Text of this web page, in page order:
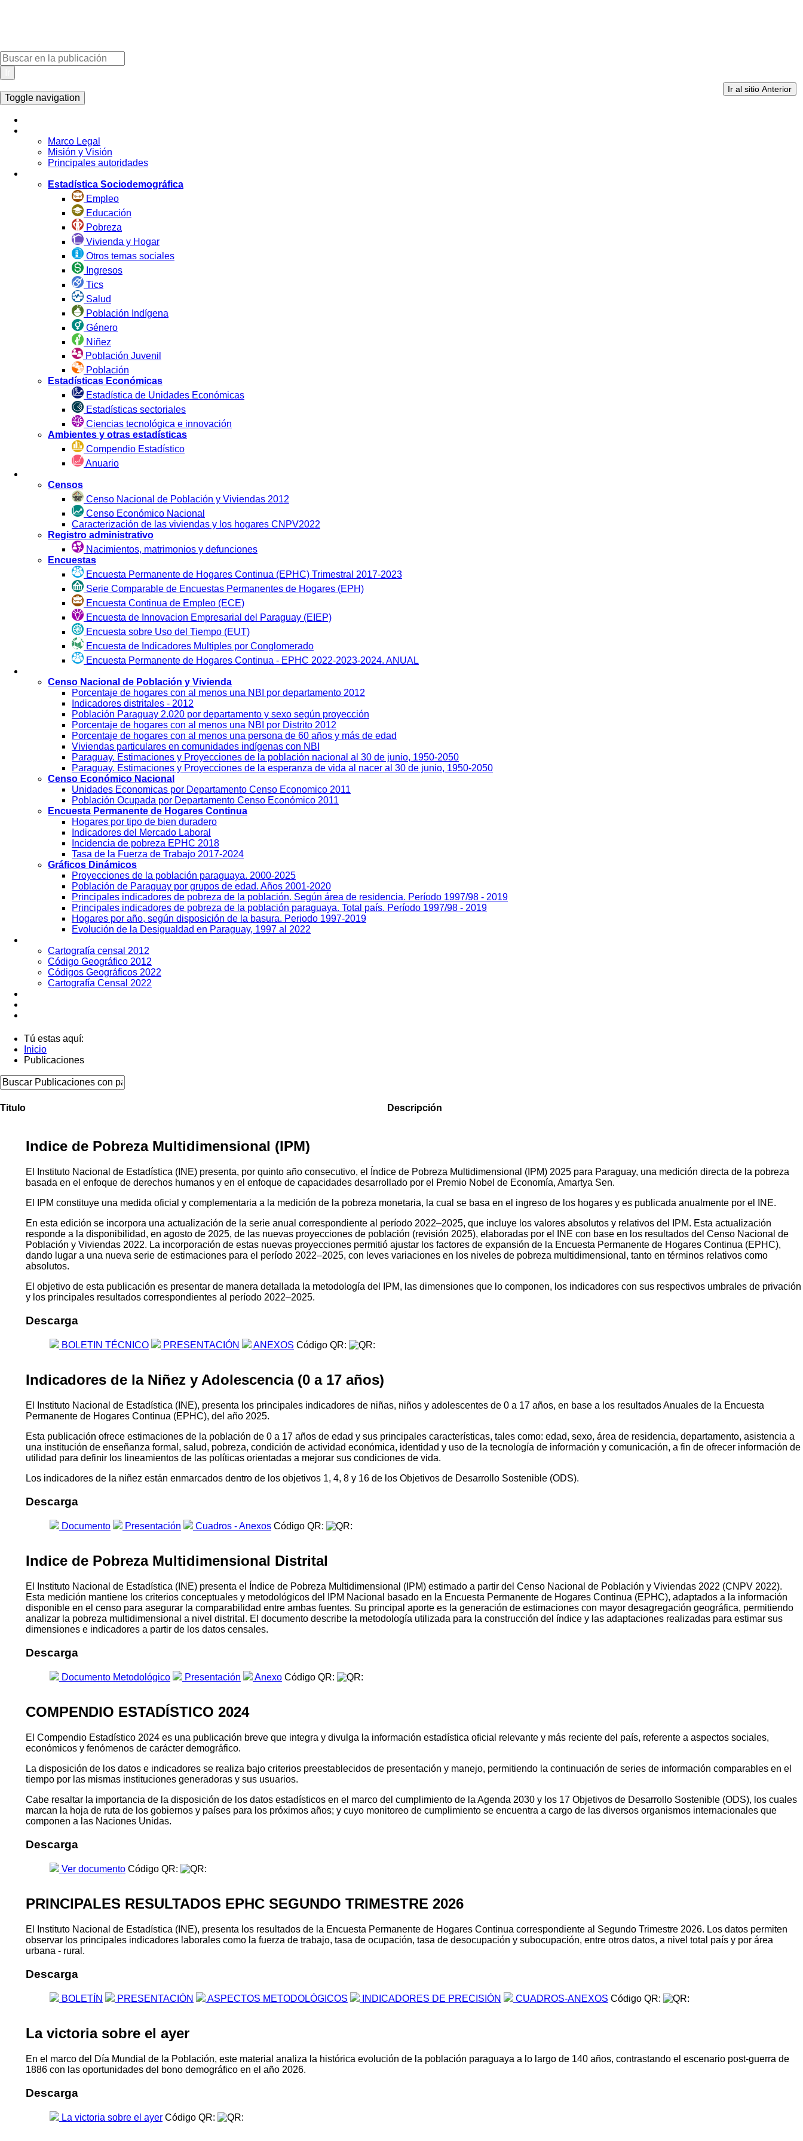
Ir al sitio Anterior
Toggle navigation
Marco Legal
Misión y Visión
Principales autoridades
Estadística Sociodemográfica
Empleo
Educación
Pobreza
Vivienda y Hogar
Otros temas sociales
Ingresos
Tics
Salud
Población Indígena
Género
Niñez
Población Juvenil
Población
Estadísticas Económicas
Estadística de Unidades Económicas
Estadísticas sectoriales
Ciencias tecnológica e innovación
Ambientes y otras estadísticas
Compendio Estadístico
Anuario
Censos
Censo Nacional de Población y Viviendas 2012
Censo Económico Nacional
Caracterización de las viviendas y los hogares CNPV2022
Registro administrativo
Nacimientos, matrimonios y defunciones
Encuestas
Encuesta Permanente de Hogares Continua (EPHC) Trimestral 2017-2023
Serie Comparable de Encuestas Permanentes de Hogares (EPH)
Encuesta Continua de Empleo (ECE)
Encuesta de Innovacion Empresarial del Paraguay (EIEP)
Encuesta sobre Uso del Tiempo (EUT)
Encuesta de Indicadores Multiples por Conglomerado
Encuesta Permanente de Hogares Continua - EPHC 2022-2023-2024. ANUAL
Censo Nacional de Población y Vivienda
Porcentaje de hogares con al menos una NBI por departamento 2012
Indicadores distritales - 2012
Población Paraguay 2.020 por departamento y sexo según proyección
Porcentaje de hogares con al menos una NBI por Distrito 2012
Porcentaje de hogares con al menos una persona de 60 años y más de edad
Viviendas particulares en comunidades indígenas con NBI
Paraguay. Estimaciones y Proyecciones de la población nacional al 30 de junio, 1950-2050
Paraguay. Estimaciones y Proyecciones de la esperanza de vida al nacer al 30 de junio, 1950-2050
Censo Económico Nacional
Unidades Economicas por Departamento Censo Economico 2011
Población Ocupada por Departamento Censo Económico 2011
Encuesta Permanente de Hogares Continua
Hogares por tipo de bien duradero
Indicadores del Mercado Laboral
Incidencia de pobreza EPHC 2018
Tasa de la Fuerza de Trabajo 2017-2024
Gráficos Dinámicos
Proyecciones de la población paraguaya. 2000-2025
Población de Paraguay por grupos de edad. Años 2001-2020
Principales indicadores de pobreza de la población. Según área de residencia. Período 1997/98 - 2019
Principales indicadores de pobreza de la población paraguaya. Total país. Período 1997/98 - 2019
Hogares por año, según disposición de la basura. Periodo 1997-2019
Evolución de la Desigualdad en Paraguay, 1997 al 2022
Cartografía censal 2012
Código Geográfico 2012
Códigos Geográficos 2022
Cartografía Censal 2022
Tú estas aquí:
Inicio
Publicaciones
Titulo Descripción
Indice de Pobreza Multidimensional (IPM)
El Instituto Nacional de Estadística (INE) presenta, por quinto año consecutivo, el Índice de Pobreza Multidimensional (IPM) 2025 para Paraguay, una medición directa de la pobreza
basada en el enfoque de derechos humanos y en el enfoque de capacidades desarrollado por el Premio Nobel de Economía, Amartya Sen.
El IPM constituye una medida oficial y complementaria a la medición de la pobreza monetaria, la cual se basa en el ingreso de los hogares y es publicada anualmente por el INE.
En esta edición se incorpora una actualización de la serie anual correspondiente al período 2022–2025, que incluye los valores absolutos y relativos del IPM. Esta actualización
responde a la disponibilidad, en agosto de 2025, de las nuevas proyecciones de población (revisión 2025), elaboradas por el INE con base en los resultados del Censo Nacional de
Población y Viviendas 2022. La incorporación de estas nuevas proyecciones permitió ajustar los factores de expansión de la Encuesta Permanente de Hogares Continua (EPHC),
dando lugar a una nueva serie de estimaciones para el período 2022–2025, con leves variaciones en los niveles de pobreza multidimensional, tanto en términos relativos como
absolutos.
El objetivo de esta publicación es presentar de manera detallada la metodología del IPM, las dimensiones que lo componen, los indicadores con sus respectivos umbrales de privación
y los principales resultados correspondientes al período 2022–2025.
Descarga
BOLETIN TÉCNICO PRESENTACIÓN ANEXOS Código QR:
Indicadores de la Niñez y Adolescencia (0 a 17 años)
El Instituto Nacional de Estadística (INE), presenta los principales indicadores de niñas, niños y adolescentes de 0 a 17 años, en base a los resultados Anuales de la Encuesta
Permanente de Hogares Continua (EPHC), del año 2025.
Esta publicación ofrece estimaciones de la población de 0 a 17 años de edad y sus principales características, tales como: edad, sexo, área de residencia, departamento, asistencia a
una institución de enseñanza formal, salud, pobreza, condición de actividad económica, identidad y uso de la tecnología de información y comunicación, a fin de ofrecer información de
utilidad para definir los lineamientos de las políticas orientadas a mejorar sus condiciones de vida.
Los indicadores de la niñez están enmarcados dentro de los objetivos 1, 4, 8 y 16 de los Objetivos de Desarrollo Sostenible (ODS).
Descarga
Documento Presentación Cuadros - Anexos Código QR:
Indice de Pobreza Multidimensional Distrital
El Instituto Nacional de Estadística (INE) presenta el Índice de Pobreza Multidimensional (IPM) estimado a partir del Censo Nacional de Población y Viviendas 2022 (CNPV 2022).
Esta medición mantiene los criterios conceptuales y metodológicos del IPM Nacional basado en la Encuesta Permanente de Hogares Continua (EPHC), adaptados a la información
disponible en el censo para asegurar la comparabilidad entre ambas fuentes. Su principal aporte es la generación de estimaciones con mayor desagregación geográfica, permitiendo
analizar la pobreza multidimensional a nivel distrital. El documento describe la metodología utilizada para la construcción del índice y las adaptaciones realizadas para estimar sus
dimensiones e indicadores a partir de los datos censales.
Descarga
Documento Metodológico Presentación Anexo Código QR:
COMPENDIO ESTADÍSTICO 2024
El Compendio Estadístico 2024 es una publicación breve que integra y divulga la información estadística oficial relevante y más reciente del país, referente a aspectos sociales,
económicos y fenómenos de carácter demográfico.
La disposición de los datos e indicadores se realiza bajo criterios preestablecidos de presentación y manejo, permitiendo la continuación de series de información comparables en el
tiempo por las mismas instituciones generadoras y sus usuarios.
Cabe resaltar la importancia de la disposición de los datos estadísticos en el marco del cumplimiento de la Agenda 2030 y los 17 Objetivos de Desarrollo Sostenible (ODS), los cuales
marcan la hoja de ruta de los gobiernos y países para los próximos años; y cuyo monitoreo de cumplimiento se encuentra a cargo de las diversos organismos internacionales que
componen a las Naciones Unidas.
Descarga
Ver documento Código QR:
PRINCIPALES RESULTADOS EPHC SEGUNDO TRIMESTRE 2026
El Instituto Nacional de Estadística (INE), presenta los resultados de la Encuesta Permanente de Hogares Continua correspondiente al Segundo Trimestre 2026. Los datos permiten
observar los principales indicadores laborales como la fuerza de trabajo, tasa de ocupación, tasa de desocupación y subocupación, entre otros datos, a nivel total país y por área
urbana - rural.
Descarga
BOLETÍN PRESENTACIÓN ASPECTOS METODOLÓGICOS INDICADORES DE PRECISIÓN CUADROS-ANEXOS Código QR:
La victoria sobre el ayer
En el marco del Día Mundial de la Población, este material analiza la histórica evolución de la población paraguaya a lo largo de 140 años, contrastando el escenario post-guerra de
1886 con las oportunidades del bono demográfico en el año 2026.
Descarga
La victoria sobre el ayer Código QR: